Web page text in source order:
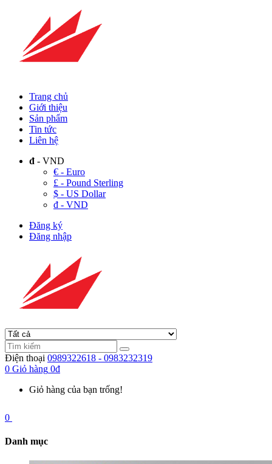
Trang chủ
Giới thiệu
Sản phẩm
Tin tức
Liên hệ
đ - VND
€ - Euro
£ - Pound Sterling
$ - US Dollar
đ - VND
Đăng ký
Đăng nhập
Điện thoại 0989322618 - 0983232319
0 Giỏ hàng 0đ
Giỏ hàng của bạn trống!
0
Danh mục